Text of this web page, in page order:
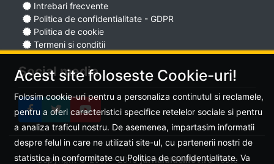
Intrebari frecvente
Politica de confidentialitate - GDPR
Politica de cookie
Termeni si conditii
Social media
Copyright © 2017 - 2019jurnaluldeilfov.roToate
Acest site foloseste Cookie-uri!
Folosim cookie-uri pentru a personaliza continutul si reclamele,
pentru a oferi caracteristici specifice retelelor sociale si pentru
a analiza traficul nostru. De asemenea, impartasim informatii
despre felul in care ne utilizati site-ul, cu partenerii nostri de
statistica in conformitate cu Politica de confidentialitate. Va